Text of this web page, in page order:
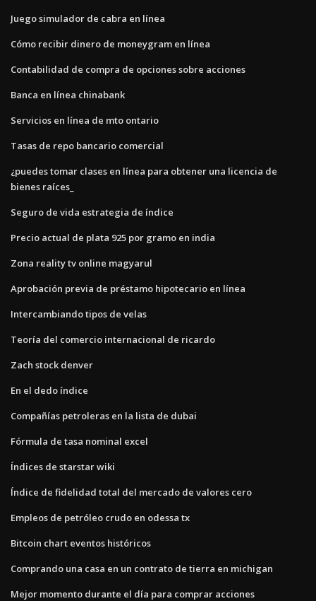
Juego simulador de cabra en línea
Cómo recibir dinero de moneygram en línea
Contabilidad de compra de opciones sobre acciones
Banca en línea chinabank
Servicios en línea de mto ontario
Tasas de repo bancario comercial
¿puedes tomar clases en línea para obtener una licencia de
bienes raíces_
Seguro de vida estrategia de índice
Precio actual de plata 925 por gramo en india
Zona reality tv online magyarul
Aprobación previa de préstamo hipotecario en línea
Intercambiando tipos de velas
Teoría del comercio internacional de ricardo
Zach stock denver
En el dedo índice
Compañías petroleras en la lista de dubai
Fórmula de tasa nominal excel
Índices de starstar wiki
Índice de fidelidad total del mercado de valores cero
Empleos de petróleo crudo en odessa tx
Bitcoin chart eventos históricos
Comprando una casa en un contrato de tierra en michigan
Mejor momento durante el día para comprar acciones